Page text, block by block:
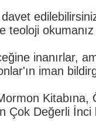
teoloji okumanız
inanırlar,
iman
Kitabına,
Çok Değerli İnci